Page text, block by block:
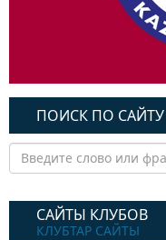
ПОИСК ПО САЙТУ
САЙТЫ КЛУБОВ
КЛУБТАР САЙТЫ